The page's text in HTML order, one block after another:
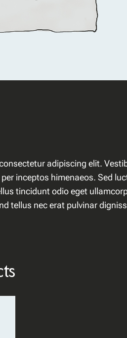
adipiscing elit.
inceptos himenaeos. Sed
tincidunt odio eget
tellus nec erat pulvinar